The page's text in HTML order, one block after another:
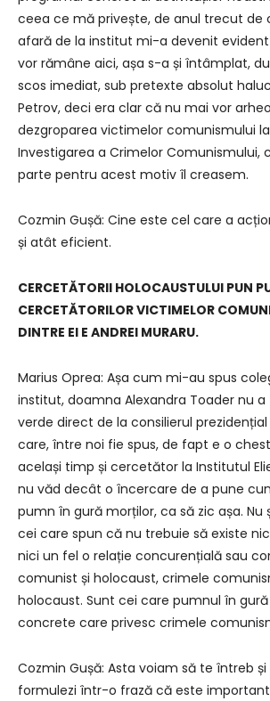
ceea ce mă privește, de anul trecut de
afară de la institut mi-a devenit
vor rămâne aici, așa s-a și întâmplat,
scos imediat, sub pretexte absolut
Petrov, deci era clar că nu mai vor
dezgroparea victimelor comunismului
Investigarea a Crimelor Comunismului,
parte pentru acest motiv îl creasem.
Cozmin Gușă: Cine este cel care a
și atât eficient.
CERCETĂTORII HOLOCAUSTULUI PUN
CERCETĂTORILOR VICTIMELOR
DINTRE EI E ANDREI MURARU.
Marius Oprea: Așa cum mi-au spus
institut, doamna Alexandra Toader nu
verde direct de la consilierul prezidențial
care, între noi fie spus, de fapt e o
același timp și cercetător la Institutul
nu văd decât o încercare de a pune
pumn în gură morților, ca să zic așa.
cei care spun că nu trebuie să existe
nici un fel o relație concurențială sau
comunist și holocaust, crimele
holocaust. Sunt cei care pumnul în
concrete care privesc crimele
Cozmin Gușă: Asta voiam să te întreb
formulezi într-o frază că este